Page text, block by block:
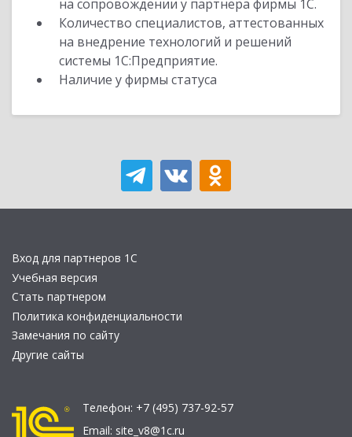
на сопровождении у партнера фирмы 1С.
Количество специалистов, аттестованных
на внедрение технологий и решений
системы 1С:Предприятие.
Наличие у фирмы статуса
Вход для партнеров 1С
Учебная версия
Стать партнером
Политика конфиденциальности
Замечания по сайту
Другие сайты
Телефон: +7 (495) 737-92-57
Email: site_v8@1c.ru